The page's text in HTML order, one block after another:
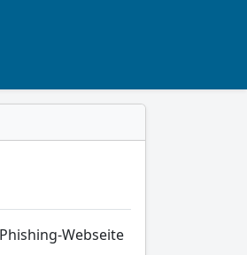
Webseite